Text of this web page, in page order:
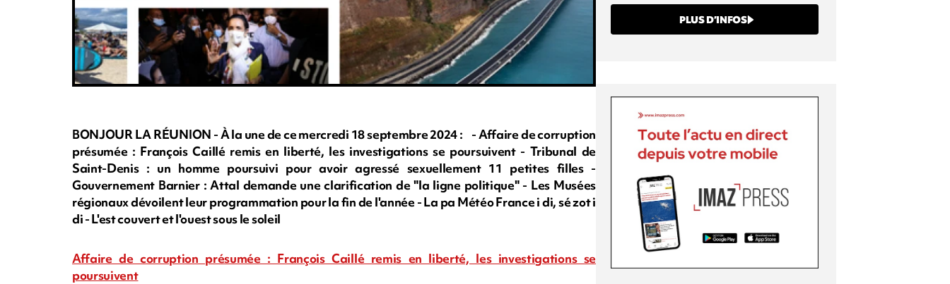
BONJOUR LA RÉUNION - À la une de ce mercredi 18 septembre 2024 : - Affaire de corruption
présumée : François Caillé remis en liberté, les investigations se poursuivent - Tribunal de
Saint-Denis : un homme poursuivi pour avoir agressé sexuellement 11 petites filles -
Gouvernement Barnier : Attal demande une clarification de "la ligne politique" - Les Musées
régionaux dévoilent leur programmation pour la fin de l'année - La pa Météo France i di, sé zot i
di - L'est couvert et l'ouest sous le soleil
Affaire de corruption présumée : François Caillé remis en liberté, les investigations se
poursuivent
PLUS D’INFOS